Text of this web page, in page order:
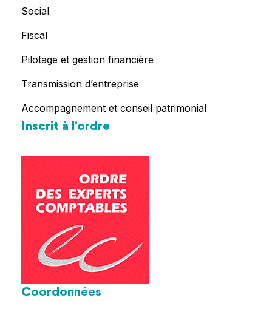
Social
Fiscal
Pilotage et gestion financière
Transmission d’entreprise
Accompagnement et conseil patrimonial
Inscrit à l'ordre
Coordonnées